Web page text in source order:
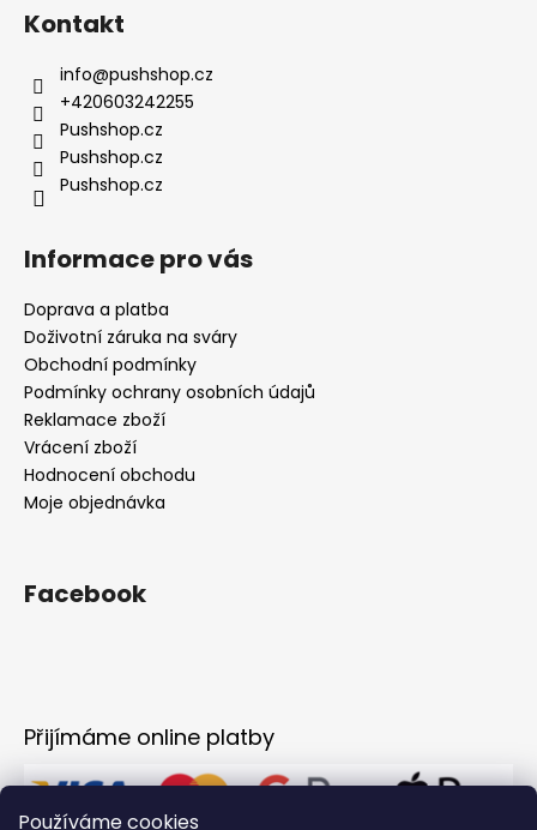
Používáme cookies
Kontakt
info@pushshop.cz
+420603242255
Pushshop.cz
Pushshop.cz
Pushshop.cz
Informace pro vás
Doprava a platba
Doživotní záruka na sváry
Obchodní podmínky
Podmínky ochrany osobních údajů
Reklamace zboží
Vrácení zboží
Hodnocení obchodu
Moje objednávka
Facebook
Přijímáme online platby